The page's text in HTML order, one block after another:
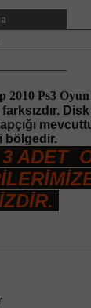
2010 Ps3 Oyun
farksızdır.
bölgedir.
ADET